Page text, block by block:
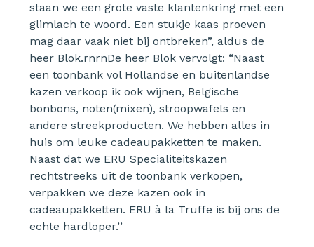
staan we een grote vaste klantenkring met een
glimlach te woord. Een stukje kaas proeven
mag daar vaak niet bij ontbreken”, aldus de
heer Blok.rnrnDe heer Blok vervolgt: “Naast
een toonbank vol Hollandse en buitenlandse
kazen verkoop ik ook wijnen, Belgische
bonbons, noten(mixen), stroopwafels en
andere streekproducten. We hebben alles in
huis om leuke cadeaupakketten te maken.
Naast dat we ERU Specialiteitskazen
rechtstreeks uit de toonbank verkopen,
verpakken we deze kazen ook in
cadeaupakketten. ERU à la Truffe is bij ons de
echte hardloper.’’